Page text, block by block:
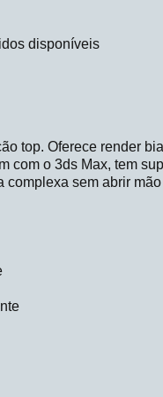
disponíveis
top. Oferece render
com o 3ds Max, tem
complexa sem abrir